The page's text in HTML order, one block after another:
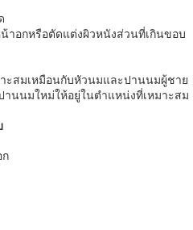
าอกหรือตัดแต่งผิวหนังส่วนที่เกินขอบ
ะสมเหมือนกับหัวนมและปานนมผู้ชาย
นนมใหม่ให้อยู่ในตำแหน่งที่เหมาะสม